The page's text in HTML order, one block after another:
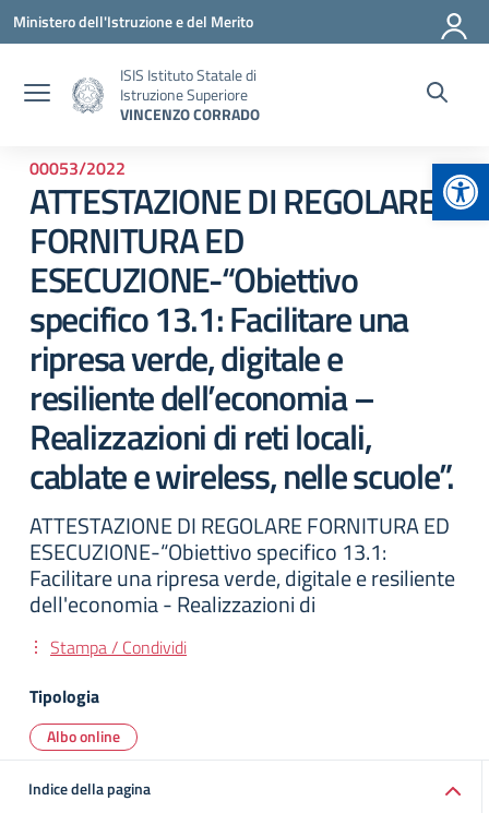
Vai ai contenuti
Vai al menu di navigazione
Vai al footer
Ministero dell'Istruzione e del Merito
ISIS Istituto Statale di
Istruzione Superiore
VINCENZO CORRADO
00053/2022
ATTESTAZIONE DI REGOLARE
FORNITURA ED
ESECUZIONE-“Obiettivo
specifico 13.1: Facilitare una
ripresa verde, digitale e
resiliente dell’economia –
Realizzazioni di reti locali,
cablate e wireless, nelle scuole”.
ATTESTAZIONE DI REGOLARE FORNITURA ED
ESECUZIONE-“Obiettivo specifico 13.1:
Facilitare una ripresa verde, digitale e resiliente
dell'economia - Realizzazioni di
Stampa / Condividi
Tipologia
Albo online
Indice della pagina